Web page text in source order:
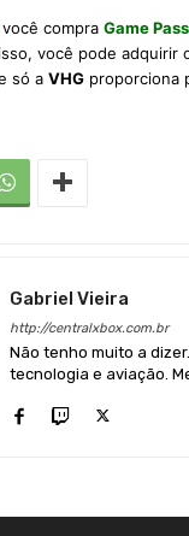
você compra Game
você pode adquirir
só a VHG proporciona
Gabriel Vieira
http://centralxbox.com.br
Não tenho muito a
tecnologia e aviação.